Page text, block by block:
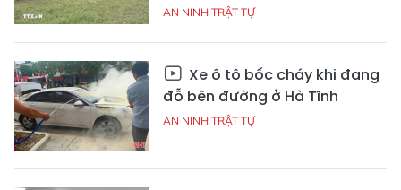
AN NINH TRẬT TỰ
Xe ô tô bốc cháy khi đang
đỗ bên đường ở Hà Tĩnh
AN NINH TRẬT TỰ